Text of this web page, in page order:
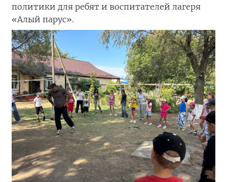
политики для ребят и воспитателей лагеря
«Алый парус».